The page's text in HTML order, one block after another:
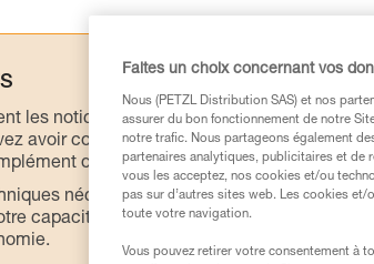
les notices techniques des produits utilisés
avoir compris les informations de la notice
d’informations.
nécessite une formation et un
capacité à refaire la manipulation, seul, en
Faites un choix concernant vos
Nous (PETZL Distribution SAS) et nos
assurer du bon fonctionnement de notre
notre trafic. Nous partageons également
partenaires analytiques, publicitaires et de
vous les acceptez, nos cookies et/ou
pas sur d’autres sites web. Les cookies
toute votre navigation.
Vous pouvez retirer votre consentement à